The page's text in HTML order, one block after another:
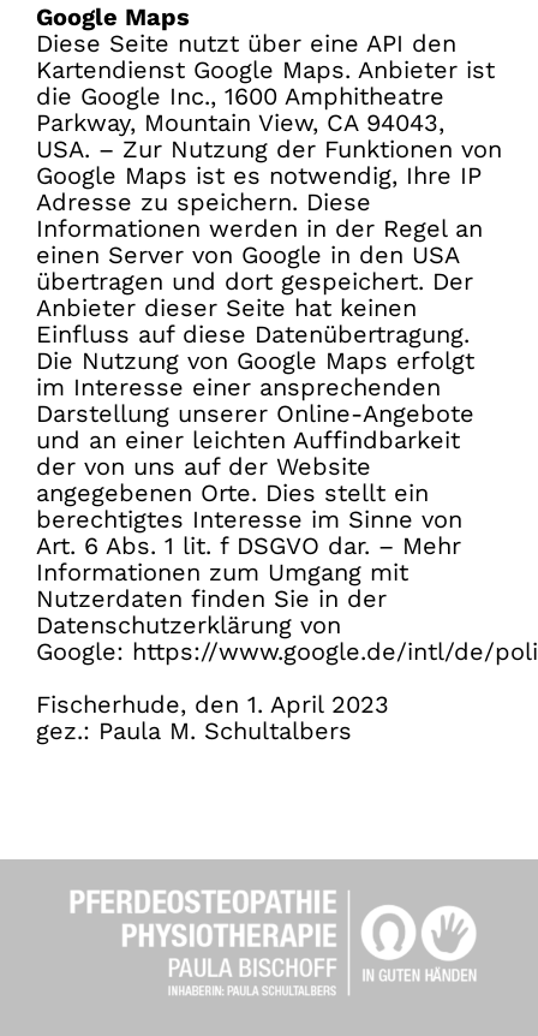
Google Maps
Diese Seite nutzt über eine API den
Kartendienst Google Maps. Anbieter ist
die Google Inc., 1600 Amphitheatre
Parkway, Mountain View, CA 94043,
USA. – Zur Nutzung der Funktionen von
Google Maps ist es notwendig, Ihre IP
Adresse zu speichern. Diese
Informationen werden in der Regel an
einen Server von Google in den USA
übertragen und dort gespeichert. Der
Anbieter dieser Seite hat keinen
Einfluss auf diese Datenübertragung.
Die Nutzung von Google Maps erfolgt
im Interesse einer ansprechenden
Darstellung unserer Online-Angebote
und an einer leichten Auffindbarkeit
der von uns auf der Website
angegebenen Orte. Dies stellt ein
berechtigtes Interesse im Sinne von
Art. 6 Abs. 1 lit. f DSGVO dar. – Mehr
Informationen zum Umgang mit
Nutzerdaten finden Sie in der
Datenschutzerklärung von
Google: https://www.google.de/intl/de/
Fischerhude, den 1. April 2023
gez.: Paula M. Schultalbers